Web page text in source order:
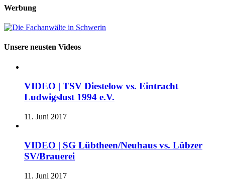
Werbung
Unsere neusten Videos
VIDEO | TSV Diestelow vs. Eintracht
Ludwigslust 1994 e.V.
11. Juni 2017
VIDEO | SG Lübtheen/Neuhaus vs. Lübzer
SV/Brauerei
11. Juni 2017